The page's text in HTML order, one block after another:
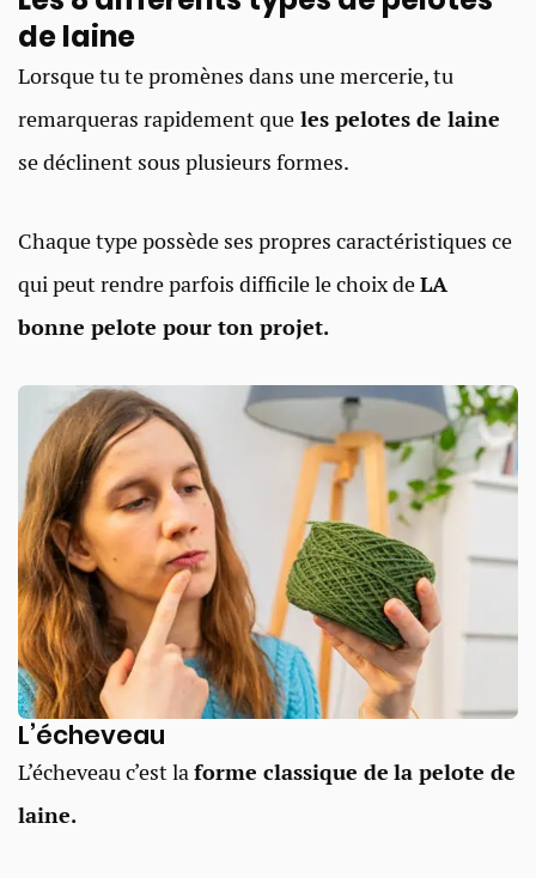
de laine
Lorsque tu te promènes dans une mercerie, tu
remarqueras rapidement que les pelotes de laine
se déclinent sous plusieurs formes.
Chaque type possède ses propres caractéristiques ce
qui peut rendre parfois difficile le choix deLA
bonne pelote pour ton projet.
L’écheveau​
L’écheveau c’est laforme classique de la pelote de
laine.